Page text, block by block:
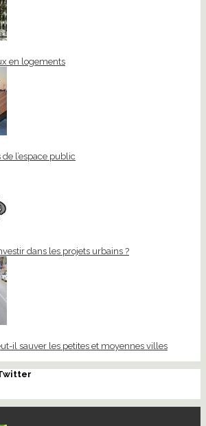
en logements
l’espace public
dans les projets urbains ?
il sauver les petites et moyennes villes